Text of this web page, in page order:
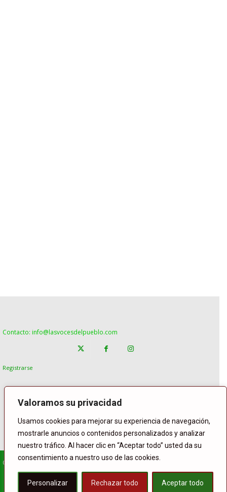
Valoramos su privacidad
Usamos cookies para mejorar su experiencia de navegación,
mostrarle anuncios o contenidos personalizados y analizar
nuestro tráfico. Al hacer clic en “Aceptar todo” usted da su
consentimiento a nuestro uso de las cookies.
Personalizar Rechazar todo Aceptar todo
Contacto: info@lasvocesdelpueblo.com
Registrarse
© Copyright Lasvocesdelpueblo
Homepage POLÍTICA ESPAÑA GENTE
INTERNACIONAL